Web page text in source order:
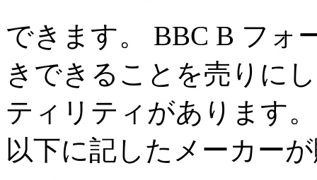
できます。 BBC B フォ
きできることを売りに
ティリティがあります
以下に記したメーカー